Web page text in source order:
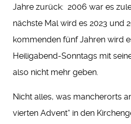
Jahre zurück: 2006 war es
nächste Mal wird es 2023 und
kommenden fünf Jahren wird
Heiligabend-Sonntags mit
also nicht mehr geben.
Nicht alles, was mancherorts
vierten Advent“ in den